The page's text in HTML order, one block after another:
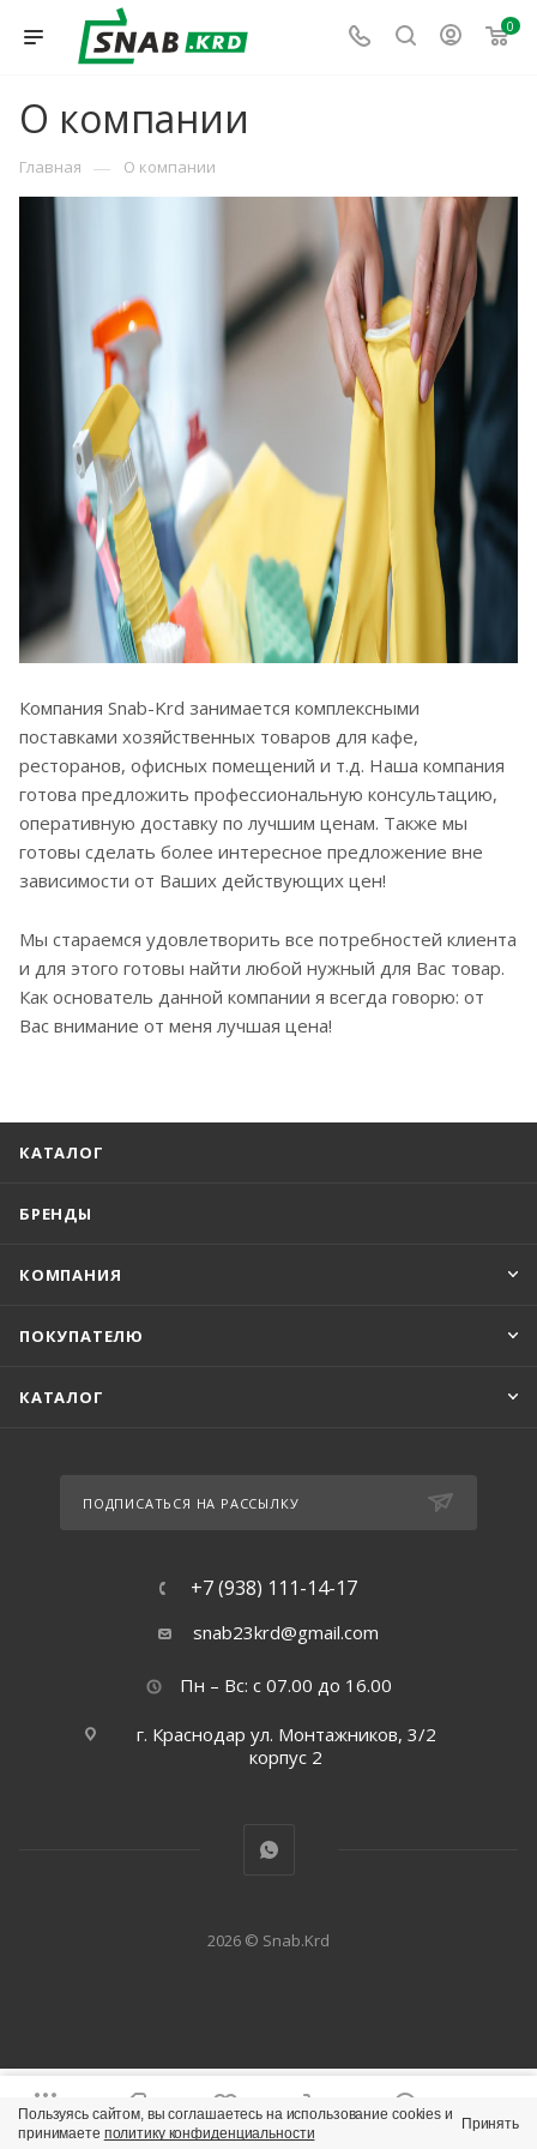
0
О компании
Главная — О компании
Компания Snab-Krd занимается комплексными
поставками хозяйственных товаров для кафе,
ресторанов, офисных помещений и т.д. Наша компания
готова предложить профессиональную консультацию,
оперативную доставку по лучшим ценам. Также мы
готовы сделать более интересное предложение вне
зависимости от Ваших действующих цен!
Мы стараемся удовлетворить все потребностей клиента
и для этого готовы найти любой нужный для Вас товар.
Как основатель данной компании я всегда говорю: от
Вас внимание от меня лучшая цена!
КАТАЛОГ
БРЕНДЫ
КОМПАНИЯ
ПОКУПАТЕЛЮ
КАТАЛОГ
ПОДПИСАТЬСЯ НА РАССЫЛКУ
+7 (938) 111-14-17
snab23krd@gmail.com
Пн – Вс: с 07.00 до 16.00
г. Краснодар ул. Монтажников, 3/2
корпус 2
2026 © Snab.Krd
Пользуясь сайтом, вы соглашаетесь на использование cookies и
принимаете политику конфиденциальности
Принять
Каталог Бренды Избранные Корзина